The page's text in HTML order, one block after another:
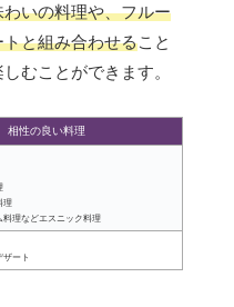
いの料理や、フルー
と組み合わせること
むことができます。
相性の良い料理
理
料理などエスニック料理
ザート